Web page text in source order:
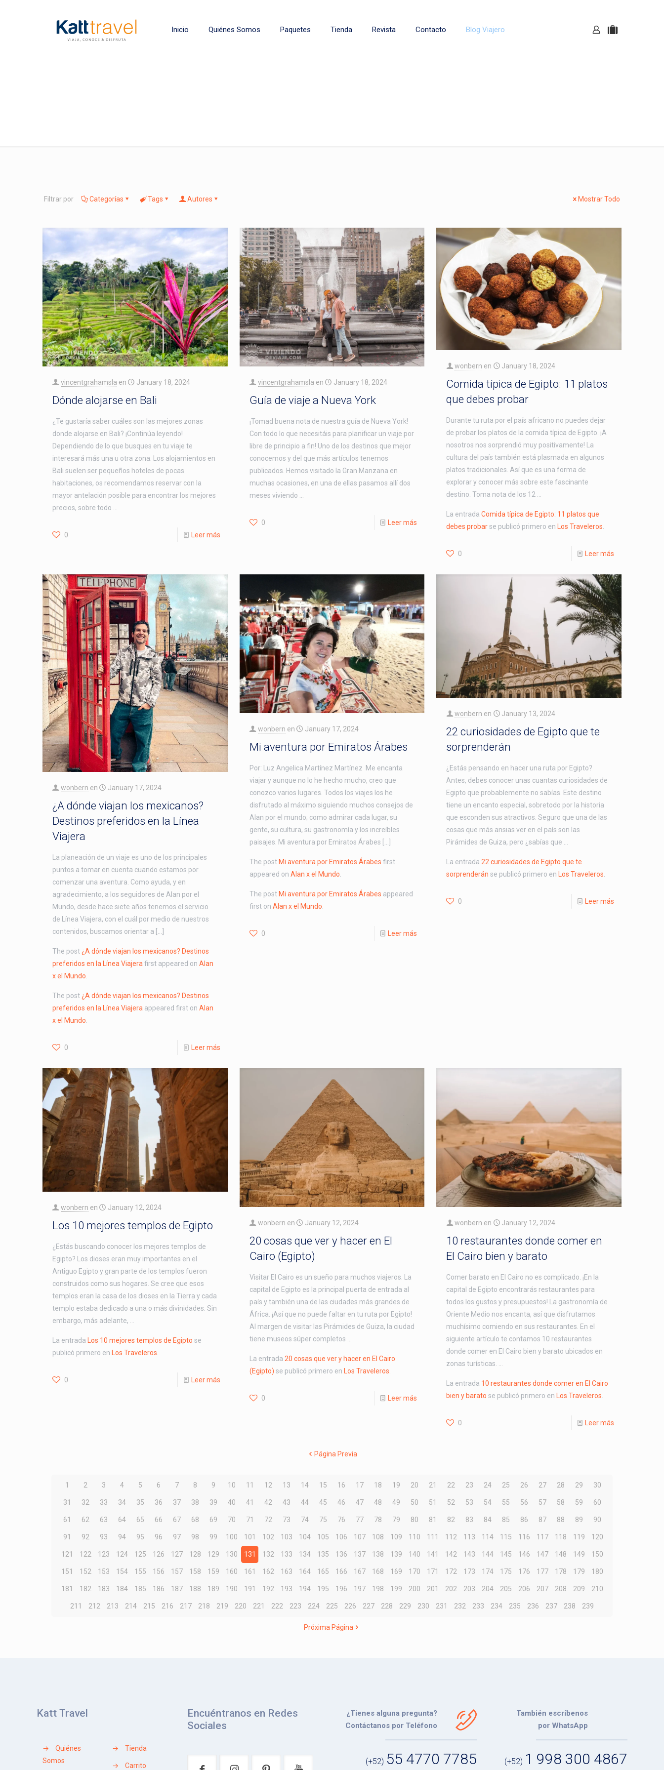
Inicio Quiénes Somos Paquetes Tienda Revista Contacto Blog Viajero
Filtrar por Categorías Tags Autores Mostrar Todo
vincentgrahamsla en January 18, 2024
Dónde alojarse en Bali
¿Te gustaría saber cuáles son las mejores zonas
donde alojarse en Bali? ¡Continúa leyendo!
Dependiendo de lo que busques en tu viaje te
interesará más una u otra zona. Los alojamientos en
Bali suelen ser pequeños hoteles de pocas
habitaciones, os recomendamos reservar con la
mayor antelación posible para encontrar los mejores
precios, sobre todo …
0 Leer más
vincentgrahamsla en January 18, 2024
Guía de viaje a Nueva York
¡Tomad buena nota de nuestra guía de Nueva York!
Con todo lo que necesitáis para planificar un viaje por
libre de principio a fin! Uno de los destinos que mejor
conocemos y del que más artículos tenemos
publicados. Hemos visitado la Gran Manzana en
muchas ocasiones, en una de ellas pasamos allí dos
meses viviendo …
0 Leer más
wonbern en January 18, 2024
Comida típica de Egipto: 11 platos
que debes probar
Durante tu ruta por el país africano no puedes dejar
de probar los platos de la comida típica de Egipto. ¡A
nosotros nos sorprendió muy positivamente! La
cultura del país también está plasmada en algunos
platos tradicionales. Así que es una forma de
explorar y conocer más sobre este fascinante
destino. Toma nota de los 12 …
La entradaComida típica de Egipto: 11 platos que
debes probarse publicó primero en Los Traveleros.
0 Leer más
wonbern en January 17, 2024
¿A dónde viajan los mexicanos?
Destinos preferidos en la Línea
Viajera
La planeación de un viaje es uno de los principales
puntos a tomar en cuenta cuando estamos por
comenzar una aventura. Como ayuda, y en
agradecimiento, a los seguidores de Alan por el
Mundo, desde hace siete años tenemos el servicio
de Línea Viajera, con el cuál por medio de nuestros
contenidos, buscamos orientar a […]
The post ¿A dónde viajan los mexicanos? Destinos
preferidos en la Línea Viajera first appeared on Alan
x el Mundo
The post ¿A dónde viajan los mexicanos? Destinos
preferidos en la Línea Viajera appeared first on Alan
x el Mundo
0 Leer más
wonbern en January 17, 2024
Mi aventura por Emiratos Árabes
Por: Luz Angelica Martínez Martínez Me encanta
viajar y aunque no lo he hecho mucho, creo que
conozco varios lugares. Todos los viajes los he
disfrutado al máximo siguiendo muchos consejos de
Alan por el mundo; como admirar cada lugar, su
gente, su cultura, su gastronomía y los increíbles
paisajes. Mi aventura por Emiratos Árabes […]
The post Mi aventura por Emiratos Árabes first
appeared on Alan x el Mundo.
The post Mi aventura por Emiratos Árabes appeared
first on Alan x el Mundo.
0 Leer más
wonbern en January 13, 2024
22 curiosidades de Egipto que te
sorprenderán
¿Estás pensando en hacer una ruta por Egipto?
Antes, debes conocer unas cuantas curiosidades de
Egipto que probablemente no sabías. Este destino
tiene un encanto especial, sobretodo por la historia
que esconden sus atractivos. Seguro que una de las
cosas que más ansias ver en el país son las
Pirámides de Guiza, pero ¿sabías que …
La entrada22 curiosidades de Egipto que te
sorprenderán se publicó primero en Los Traveleros.
0 Leer más
wonbern en January 12, 2024
Los 10 mejores templos de Egipto
¿Estás buscando conocer los mejores templos de
Egipto? Los dioses eran muy importantes en el
Antiguo Egipto y gran parte de los templos fueron
construidos como sus hogares. Se cree que esos
templos eran la casa de los dioses en la Tierra y cada
templo estaba dedicado a una o más divinidades. Sin
embargo, más adelante, …
La entrada Los 10 mejores templos de Egipto se
publicó primero en
Los Traveleros
0 Leer más
wonbern en January 12, 2024
20 cosas que ver y hacer en El
Cairo (Egipto)
Visitar El Cairo es un sueño para muchos viajeros. La
capital de Egipto es la principal puerta de entrada al
país y también una de las ciudades más grandes de
África. ¡Así que no puede faltar en tu ruta por Egipto!
Al margen de visitar las Pirámides de Guiza, la ciudad
tiene museos súper completos …
La entrada 20 cosas que ver y hacer en El Cairo
(Egipto) se publicó primero en Los Traveleros
0 Leer más
wonbern en January 12, 2024
10 restaurantes donde comer en
El Cairo bien y barato
Comer barato en El Cairo no es complicado. ¡En la
capital de Egipto encontrarás restaurantes para
todos los gustos y presupuestos! La gastronomía de
Oriente Medio nos encanta, así que disfrutamos
muchísimo comiendo en sus restaurantes. En el
siguiente artículo te contamos 10 restaurantes
donde comer en El Cairo bien y barato ubicados en
zonas turísticas. …
La entrada 10 restaurantes donde comer en El Cairo
bien y barato se publicó primero en Los Traveleros
0 Leer más
Página Previa
1 2 3 4 5 6 7 8 9 10 11 12 13 14 15 16 17 18 19 20 21 22 23 24 25 26 27 28 29 30
31 32 33 34 35 36 37 38 39 40 41 42 43 44 45 46 47 48 49 50 51 52 53 54 55 56 57 58 59 60
61 62 63 64 65 66 67 68 69 70 71 72 73 74 75 76 77 78 79 80 81 82 83 84 85 86 87 88 89 90
91 92 93 94 95 96 97 98 99 100 101 102 103 104 105 106 107 108 109 110 111 112 113 114 115 116 117 118 119 120
121 122 123 124 125 126 127 128 129 130 131 132 133 134 135 136 137 138 139 140 141 142 143 144 145 146 147 148 149 150
151 152 153 154 155 156 157 158 159 160 161 162 163 164 165 166 167 168 169 170 171 172 173 174 175 176 177 178 179 180
181 182 183 184 185 186 187 188 189 190 191 192 193 194 195 196 197 198 199 200 201 202 203 204 205 206 207 208 209 210
211 212 213 214 215 216 217 218 219 220 221 222 223 224 225 226 227 228 229 230 231 232 233 234 235 236 237 238 239
Próxima Página
Katt Travel
→
Quiénes
Somos
→ Tienda
→ Carrito
Encuéntranos en Redes
Sociales
¿Tienes alguna pregunta?
Contáctanos por Teléfono
(+52) 55 4770 7785
También escríbenos
por WhatsApp
(+52) 1 998 300 4867